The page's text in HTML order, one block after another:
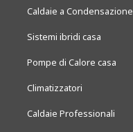
Caldaie a Condensazione
Sistemi ibridi casa
Pompe di Calore casa
Climatizzatori
Caldaie Professionali